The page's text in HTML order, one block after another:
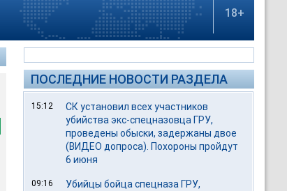
18+
ПОСЛЕДНИЕ НОВОСТИ РАЗДЕЛА
15:12
СК установил всех участников
убийства экс-спецназовца ГРУ,
проведены обыски, задержаны двое
(ВИДЕО допроса). Похороны пройдут
6 июня
09:16
Убийцы бойца спецназа ГРУ,